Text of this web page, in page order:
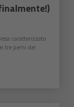
caratterizzato
tre perni del